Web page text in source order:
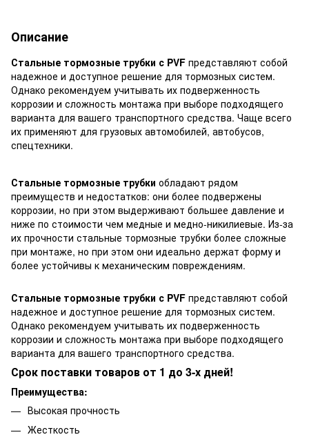
Описание
Стальные тормозные трубки с PVF представляют собой
надежное и доступное решение для тормозных систем.
Однако рекомендуем учитывать их подверженность
коррозии и сложность монтажа при выборе подходящего
варианта для вашего транспортного средства. Чаще всего
их применяют для грузовых автомобилей, автобусов,
спецтехники.
Стальные тормозные трубки обладают рядом
преимуществ и недостатков: они более подвержены
коррозии, но при этом выдерживают большее давление и
ниже по стоимости чем медные и медно-никилиевые. Из-за
их прочности стальные тормозные трубки более сложные
при монтаже, но при этом они идеально держат форму и
более устойчивы к механическим повреждениям.
Стальные тормозные трубки с PVF представляют собой
надежное и доступное решение для тормозных систем.
Однако рекомендуем учитывать их подверженность
коррозии и сложность монтажа при выборе подходящего
варианта для вашего транспортного средства.
Срок поставки товаров от 1 до 3-х дней!
Преимущества:
Высокая прочность
Жесткость